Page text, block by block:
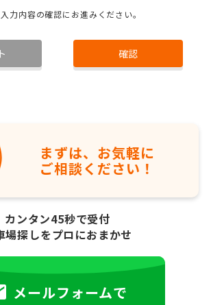
入力内容の確認にお進みください。
確認
まずは、お気軽に
ご相談ください！
カンタン45秒で受付
場探しをプロにおまかせ
メールフォームで